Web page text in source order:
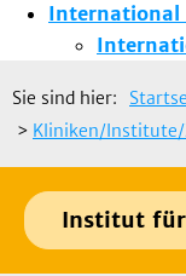
International
Sie sind hier:
> Kliniken/
Institut